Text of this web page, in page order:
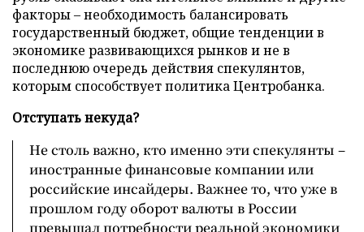
факторы – необходимость балансировать
государственный бюджет, общие тенденции в
экономике развивающихся рынков и не в
последнюю очередь действия спекулянтов,
которым способствует политика Центробанка.
Отступать некуда?
Не столь важно, кто именно эти спекулянты –
иностранные финансовые компании или
российские инсайдеры. Важнее то, что уже в
прошлом году оборот валюты в России
превышал потребности реальной экономики